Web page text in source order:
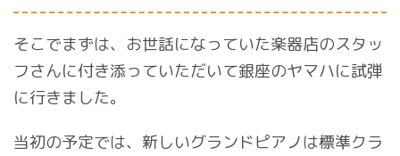
そこでまずは、お世話になっていた楽器店のスタッ
フさんに付き添っていただいて銀座のヤマハに試弾
に行きました。
当初の予定では、新しいグランドピアノは標準クラ